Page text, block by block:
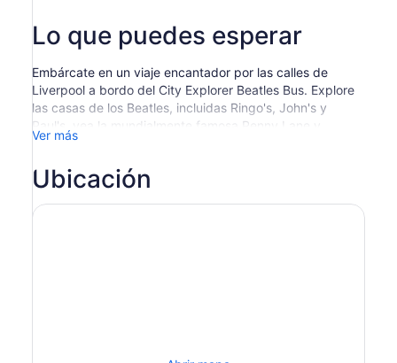
Lo que puedes esperar
Embárcate en un viaje encantador por las calles de
Liverpool a bordo del City Explorer Beatles Bus. Explore
las casas de los Beatles, incluidas Ringo's, John's y
Paul's, vea la mundialmente famosa Penny Lane y
descubra los lugares de rodaje de series de televisión
Comience en el Royal Albert Dock. Visite las estatuas de
famosa Mathew St, donde encontrará el mundialmente
Ver más
Ubicación